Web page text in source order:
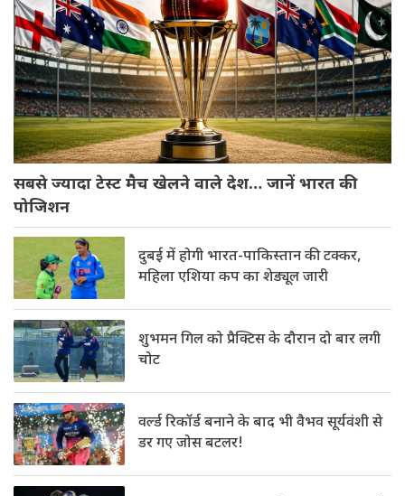
सबसे ज्यादा टेस्ट मैच खेलने वाले देश… जानें भारत की
पोजिशन
दुबई में होगी भारत-पाकिस्तान की टक्कर,
महिला एशिया कप का शेड्यूल जारी
शुभमन गिल को प्रैक्टिस के दौरान दो बार लगी
चोट
वर्ल्ड रिकॉर्ड बनाने के बाद भी वैभव सूर्यवंशी से
डर गए जोस बटलर!